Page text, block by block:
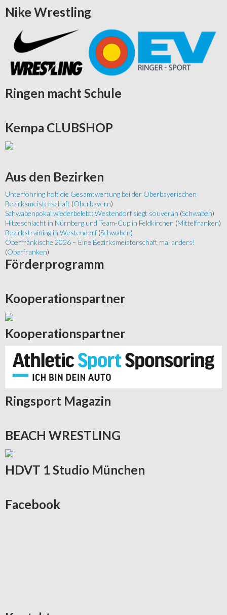
Nike Wrestling
Ringen macht Schule
Kempa CLUBSHOP
Aus den Bezirken
Unterföhring holt die Gesamtwertung bei der Oberbayerischen
Bezirksmeisterschaft (Oberbayern)
Schwabenpokal wiederbelebt: Westendorf siegt souverän (Schwaben)
Hitzeschlacht in Nürnberg und Team-Cup in Feldkirchen (Mittelfranken)
Bezirkstraining in Westendorf (Schwaben)
Oberfränkische 2026 – Eine Bezirksmeisterschaft mal anders!
(Oberfranken)
Förderprogramm
Kooperationspartner
Kooperationspartner
Ringsport Magazin
BEACH WRESTLING
HDVT 1 Studio München
Facebook